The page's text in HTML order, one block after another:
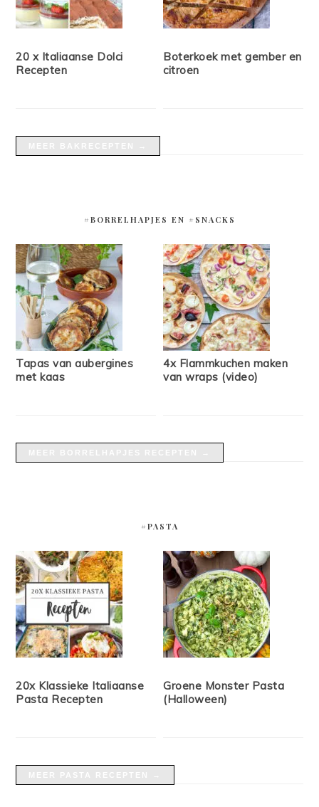
20 x Italiaanse Dolci
Recepten
Boterkoek met gember en
citroen
#BORRELHAPJES EN #SNACKS
Tapas van aubergines
met kaas
4x Flammkuchen maken
van wraps (video)
#PASTA
20x Klassieke Italiaanse
Pasta Recepten
Groene Monster Pasta
(Halloween)